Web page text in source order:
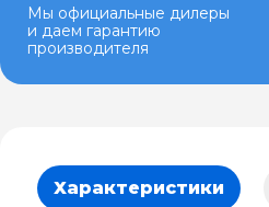
Мы официальные дилеры
и даем гарантию
производителя
Характеристики